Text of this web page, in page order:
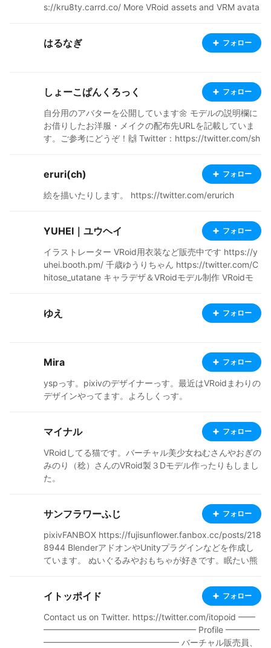
s://kru8ty.carrd.co/ More VRoid assets and VRM avata
はるなぎ フォロー
しょーこぱんくろっく フォロー
自分用のアバターを公開しています🌼 モデルの説明欄に
お借りしたお洋服・メイクの配布先URLを記載していま
す。ご参考にどうぞ！🙌 Twitter：https://twitter.com/sh
eruri(ch) フォロー
絵を描いたりします。 https://twitter.com/erurich
YUHEI｜ユウヘイ フォロー
イラストレーター VRoid用衣装など販売中です https://y
uhei.booth.pm/ 千歳ゆうりちゃん https://twitter.com/C
hitose_utatane キャラデザ＆VRoidモデル制作 VRoidモ
案件など お問い合わせはメールまたはツイッターへ mai
l» mail@yuhei.info twitter» https://twitter.com/yuhei_inf
ゆえ フォロー
Mira フォロー
yspっす。pixivのデザイナーっす。最近はVRoidまわりの
デザインやってます。よろしくっす。
マイナル フォロー
VRoidしてる猫です。バーチャル美少女ねむさんやおぎの
みのり（稔）さんのVRoid製３Dモデル作ったりもしまし
た。
サンフラワーふじ フォロー
pixivFANBOX https://fujisunflower.fanbox.cc/posts/218
8944 BlenderアドオンやUnityプラグインなどを作成し
ています。 ぬいぐるみやおもちゃが好きです。眠たい熊
イトッポイド フォロー
Contact us on Twitter. https://twitter.com/itopoid ━━
━━━━━━━━━━━━━━━━━━ Profile ━━━━
━━━━━━━━━━━━━━━━ バーチャル販売員、